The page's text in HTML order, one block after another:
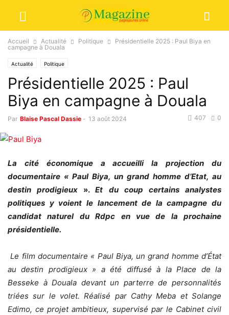
Accueil Actualité Politique
Présidentielle 2025 : Paul Biya en
campagne à Douala
Actualité Politique
Présidentielle 2025 : Paul
Biya en campagne à Douala
Par Blaise Pascal Dassie - 13 août 2024 0
407
La cité économique a accueilli la projection du
documentaire « Paul Biya, un grand homme d’Etat, au
destin prodigieux ».Et du coup certains analystes
politiques y voient le lancement de la campagne du
candidat naturel du Rdpc en vue de la prochaine
présidentielle.
Le film documentaire « Paul Biya, un grand homme d’État
au destin prodigieux » a été diffusé à la Place de la
Besseke à Douala devant un parterre de personnalités
triées sur le volet. Réalisé par Cathy Meba et Solange
Edimo, ce projet ambitieux, supervisé par le Cabinet civil